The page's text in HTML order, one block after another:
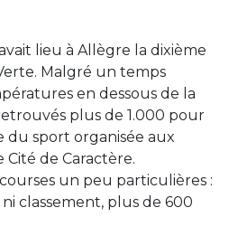
lieu à Allègre la dixième
Malgré un temps
en dessous de la
plus de 1.000 pour
du sport organisée aux
de Caractère.
un peu particulières :
classement, plus de 600